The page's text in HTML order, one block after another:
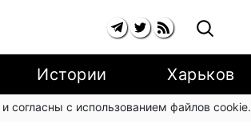
Истории Харьков
и согласны с использованием файлов cookie.